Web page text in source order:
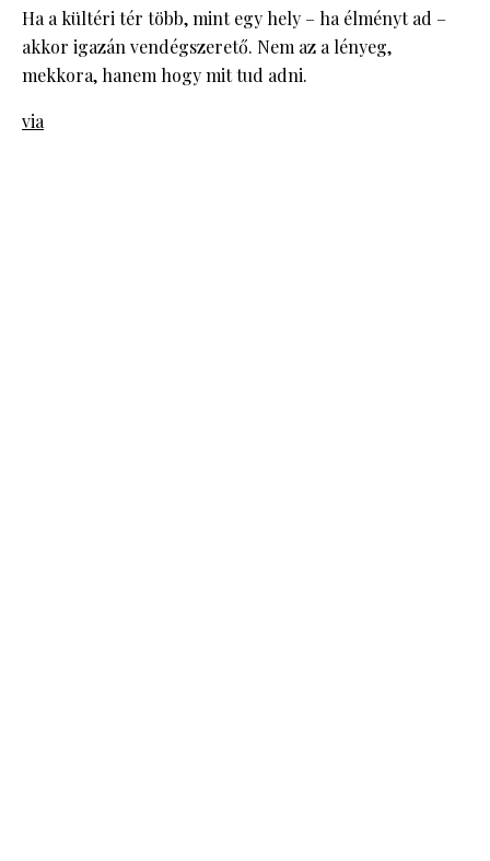
Ha a kültéri tér több, mint egy hely – ha élményt ad –
akkor igazán vendégszerető. Nem az a lényeg,
mekkora, hanem hogy mit tud adni.
via